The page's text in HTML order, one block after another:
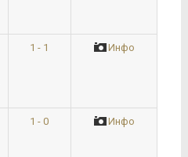
1 - 1 Инфо
1 - 0 Инфо